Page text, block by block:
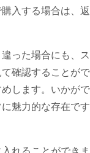
入する場合は、
った場合にも、
確認することが
します。いかが
魅力的な存在で
れることができ